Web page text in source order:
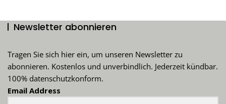
Newsletter abonnieren
Tragen Sie sich hier ein, um unseren Newsletter zu
abonnieren. Kostenlos und unverbindlich. Jederzeit kündbar.
100% datenschutzkonform.
Email Address